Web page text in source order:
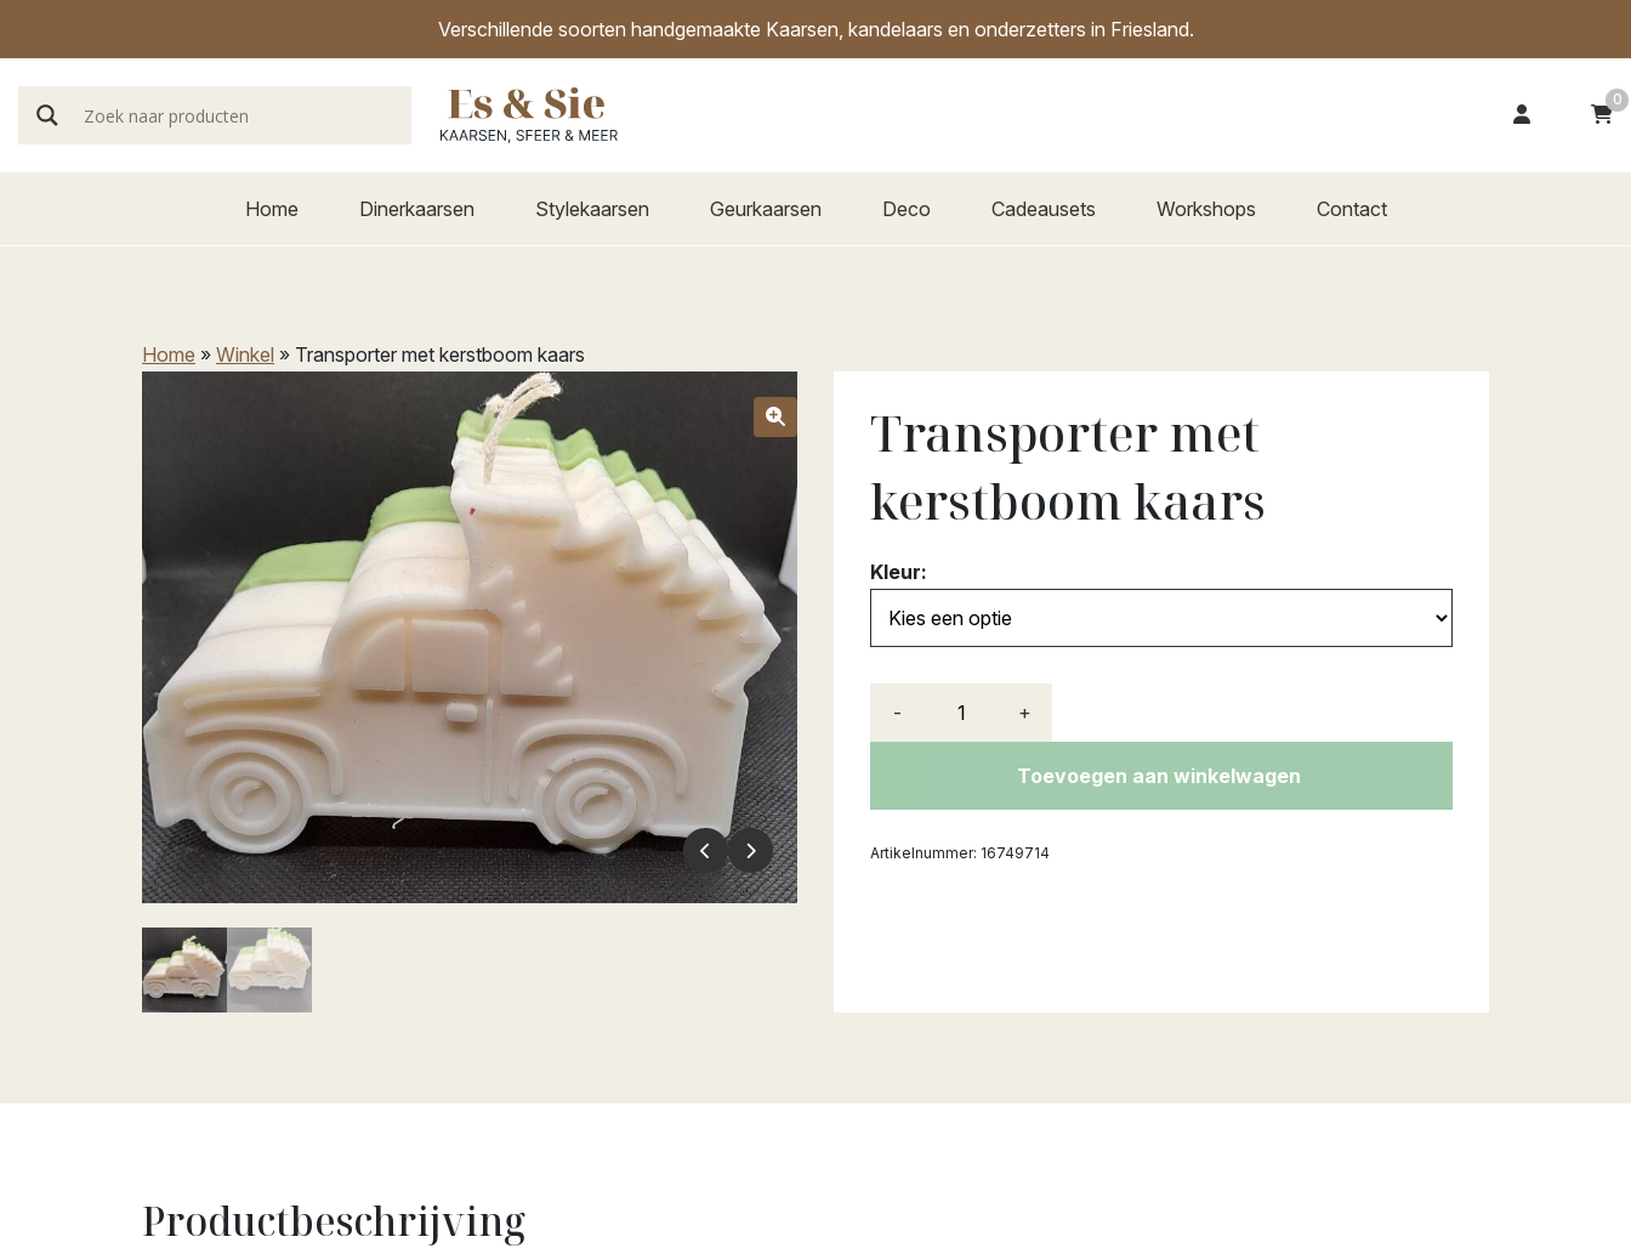
Verschillende soorten handgemaakte Kaarsen, kandelaars en onderzetters in Friesland.
0
Home Dinerkaarsen Stylekaarsen Geurkaarsen Deco Cadeausets Workshops Contact
Home » Winkel » Transporter met kerstboom kaars
Transporter met
kerstboom kaars
Kleur:
- +
Toevoegen aan winkelwagen
Artikelnummer: 16749714
Productbeschrijving